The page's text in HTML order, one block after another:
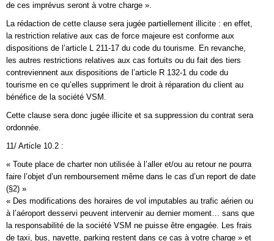
de ces imprévus seront à votre charge ».
La rédaction de cette clause sera jugée partiellement illicite : en effet,
la restriction relative aux cas de force majeure est conforme aux
dispositions de l’article L 211-17 du code du tourisme. En revanche,
les autres restrictions relatives aux cas fortuits ou du fait des tiers
contreviennent aux dispositions de l’article R 132-1 du code du
tourisme en ce qu’elles suppriment le droit à réparation du client au
bénéfice de la société VSM.
Cette clause sera donc jugée illicite et sa suppression du contrat sera
ordonnée.
11/ Article 10.2 :
« Toute place de charter non utilisée à l’aller et/ou au retour ne pourra
faire l’objet d’un remboursement même dans le cas d’un report de date
(§2) »
« Des modifications des horaires de vol imputables au trafic aérien ou
à l’aéroport desservi peuvent intervenir au dernier moment… sans que
la responsabilité de la société VSM ne puisse être engagée. Les frais
de taxi, bus, navette, parking restent dans ce cas à votre charge » et